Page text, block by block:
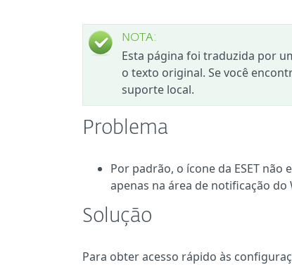
NOTA:
Esta página foi traduzida por
o texto original. Se você
suporte local.
Problema
Por padrão, o ícone da ESET
apenas na área de notificação do
Solução
Para obter acesso rápido às